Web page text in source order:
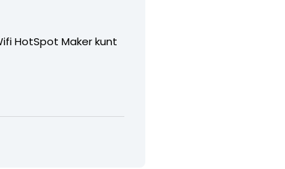
HotSpot Maker kunt